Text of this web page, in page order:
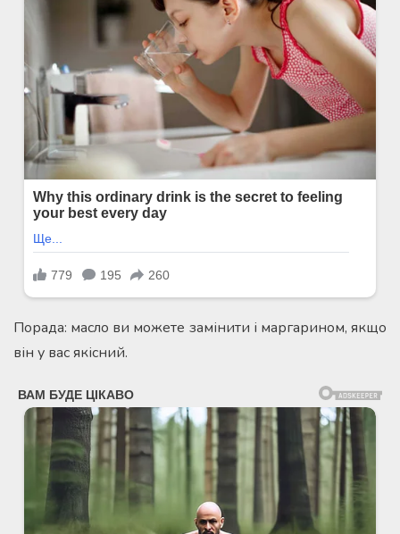
Порада: масло ви можете замінити і маргарином, якщо
він у вас якісний.